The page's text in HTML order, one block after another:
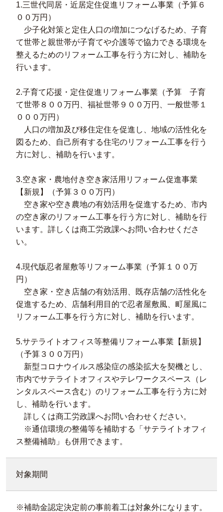
1.三世代同居・近居定住促進リフォーム事業（予算６
００万円）
少子化対策と定住人口の増加につなげるため、子育
て世帯と親世帯が子育てや介護等で協力できる環境を
整えるためのリフォーム工事を行う方に対し、補助を
行います。
2.子育て応援・定住促進リフォーム事業（予算 子育
て世帯８００万円、福祉世帯９００万円、一般世帯１
０００万円）
人口の増加及び移住定住を促進し、地域の活性化を
図るため、自己所有する住宅のリフォーム工事を行う
方に対し、補助を行います。
3.空き家・農地付き空き家活用リフォーム促進事業
【新規】（予算３００万円）
空き家や空き農地の有効活用を促進するため、市内
の空き家のリフォーム工事を行う方に対し、補助を行
います。詳しくは商工労政課へお問い合わせくださ
い。
4.現代版忍者屋敷等リフォーム事業（予算１００万
円）
空き家・空き店舗の有効活用、既存店舗の活性化を
促進するため、店舗利用目的で忍者屋敷風、町屋風に
リフォーム工事を行う方に対し、補助を行います。
5.サテライトオフィス等整備リフォーム事業【新規】
（予算３００万円）
新型コロナウイルス感染症の感染拡大を契機とし、
市内でサテライトオフィスやテレワークスペース（レ
ンタルスペース含む）のリフォーム工事を行う方に対
し、補助を行います。
詳しくは商工労政課へお問い合わせください。
※通信環境の整備等を補助する「サテライトオフィ
ス整備補助」も併用できます。
対象期間
※補助金認定決定前の事前着⼯は対象外になります。